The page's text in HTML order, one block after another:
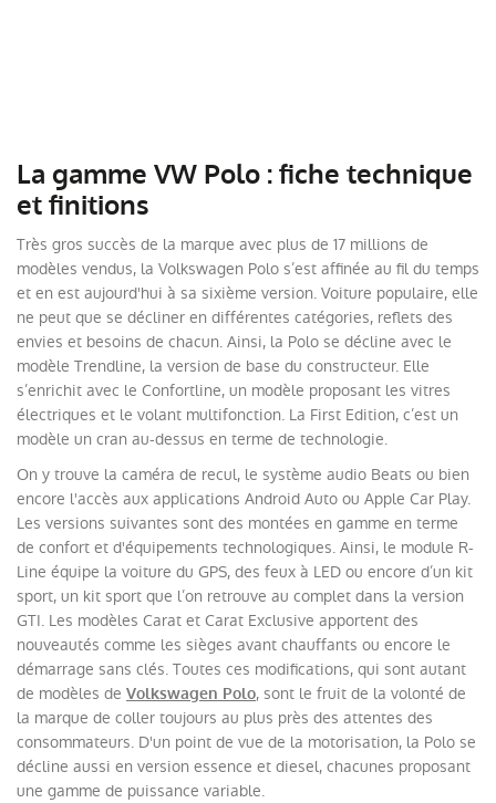
La gamme VW Polo : fiche technique
et finitions
Très gros succès de la marque avec plus de 17 millions de
modèles vendus, la Volkswagen Polo s’est affinée au fil du temps
et en est aujourd'hui à sa sixième version. Voiture populaire, elle
ne peut que se décliner en différentes catégories, reflets des
envies et besoins de chacun. Ainsi, la Polo se décline avec le
modèle Trendline, la version de base du constructeur. Elle
s’enrichit avec le Confortline, un modèle proposant les vitres
électriques et le volant multifonction. La First Edition, c’est un
modèle un cran au-dessus en terme de technologie.
On y trouve la caméra de recul, le système audio Beats ou bien
encore l'accès aux applications Android Auto ou Apple Car Play.
Les versions suivantes sont des montées en gamme en terme
de confort et d'équipements technologiques. Ainsi, le module R-
Line équipe la voiture du GPS, des feux à LED ou encore d’un kit
sport, un kit sport que l’on retrouve au complet dans la version
GTI. Les modèles Carat et Carat Exclusive apportent des
nouveautés comme les sièges avant chauffants ou encore le
démarrage sans clés. Toutes ces modifications, qui sont autant
de modèles de Volkswagen Polo, sont le fruit de la volonté de
la marque de coller toujours au plus près des attentes des
consommateurs. D'un point de vue de la motorisation, la Polo se
décline aussi en version essence et diesel, chacunes proposant
une gamme de puissance variable.